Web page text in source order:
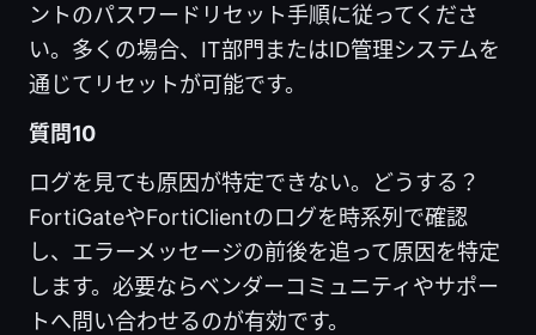
ントのパスワードリセット手順に従ってくださ
い。多くの場合、IT部門またはID管理システムを
通じてリセットが可能です。
質問10
ログを見ても原因が特定できない。どうする？
FortiGateやFortiClientのログを時系列で確認
し、エラーメッセージの前後を追って原因を特定
します。必要ならベンダーコミュニティやサポー
トへ問い合わせるのが有効です。